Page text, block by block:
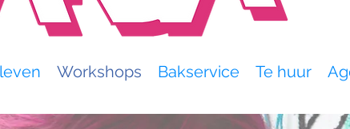
Workshops Bakservice Te huur